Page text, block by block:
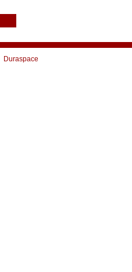
Duraspace